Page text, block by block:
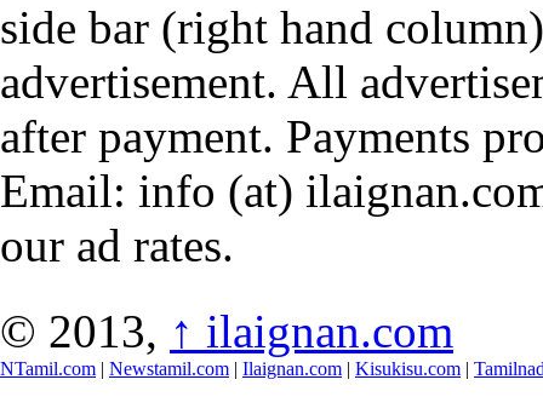
side bar (right hand
advertisement. All
after payment. Payments
Email: info (at)
our ad rates.
© 2013, ↑ ilaignan.com
NTamil.com | Newstamil.com | Ilaignan.com | Kisukisu.com |